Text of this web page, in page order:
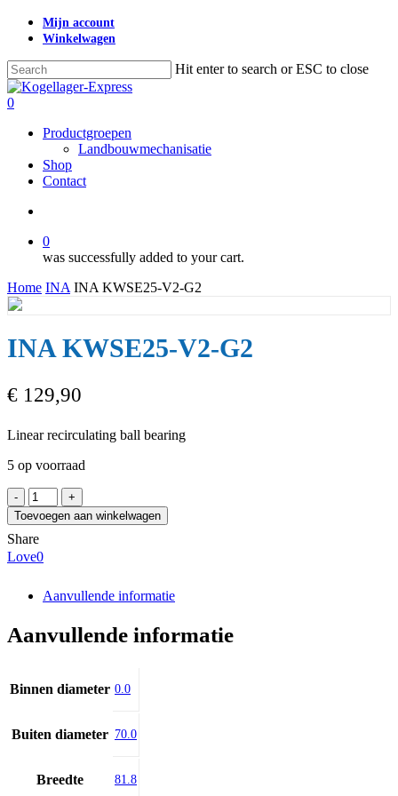
Skip
content
Mijn account
Winkelwagen
Hit enter to search or ESC to close
Close
Search
search
0
Productgroepen
Landbouwmechanisatie
Shop
Contact
0
was successfully added to your cart.
Home INA INA KWSE25-V2-G2
INA KWSE25-V2-G2
€ 129,90
Linear recirculating ball bearing
5 op voorraad
INA
KWSE25-
V2-
G2
aantal
Toevoegen aan winkelwagen
Share
Love0
Aanvullende informatie
Aanvullende informatie
Binnen diameter 0.0
Buiten diameter 70.0
Breedte 81.8